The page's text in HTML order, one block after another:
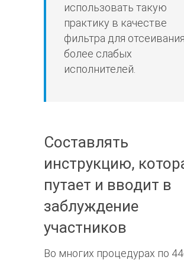
использовать такую
практику в качестве
фильтра для отсеивания
более слабых
исполнителей.
Составлять
инструкцию,
путает и вводит в
заблуждение
участников
Во многих процедурах по